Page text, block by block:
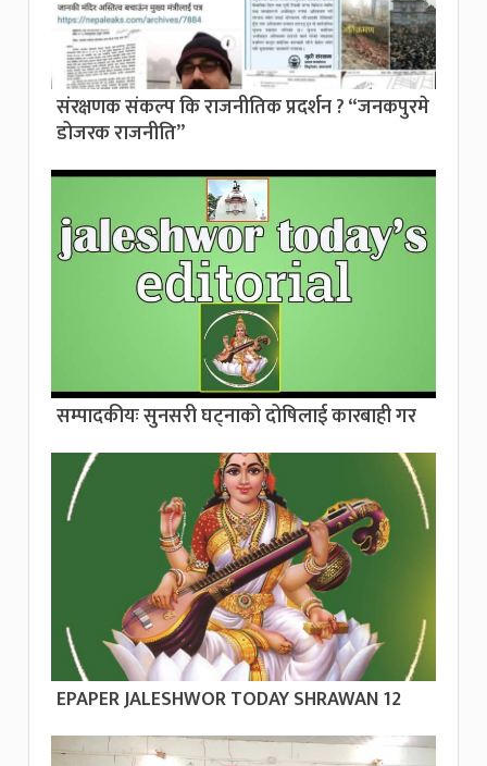
संरक्षणक संकल्प कि राजनीतिक प्रदर्शन ? “जनकपुरमे
डोजरक राजनीति”
सम्पादकीयः सुनसरी घट्नाको दोषिलाई कारबाही गर
EPAPER JALESHWOR TODAY SHRAWAN 12